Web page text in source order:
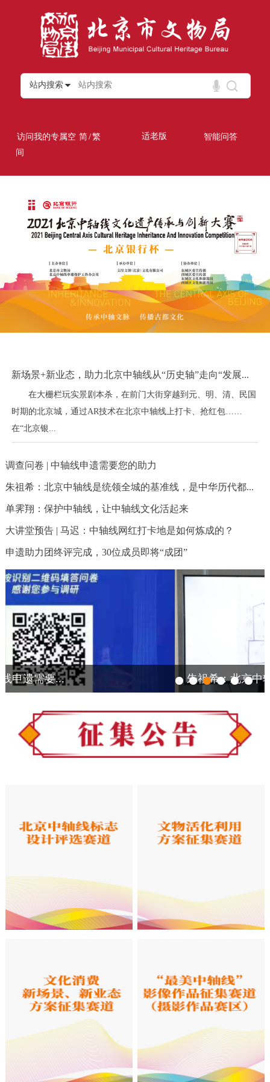
站内搜索
访问我的专属空
间
简/繁 适老版 智能问答
新场景+新业态，助力北京中轴线从“历史轴”走向“发展...
在大栅栏玩实景剧本杀，在前门大街穿越到元、明、清、民国
时期的北京城，通过AR技术在北京中轴线上打卡、抢红包……
在“北京银...
调查问卷 | 中轴线申遗需要您的助力
朱祖希：北京中轴线是统领全城的基准线，是中华历代都...
单霁翔：保护中轴线，让中轴线文化活起来
大讲堂预告 | 马迟：中轴线网红打卡地是如何炼成的？
申遗助力团终评完成，30位成员即将“成团”
朱祖希：北京中轴线是统领...